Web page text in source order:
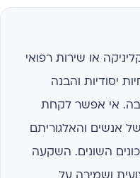
או שירות רפואי
יסודיות והבנה
אי אפשר לקחת
אנשים והאלגוריתם
השונים. השקעה
ושמירה על